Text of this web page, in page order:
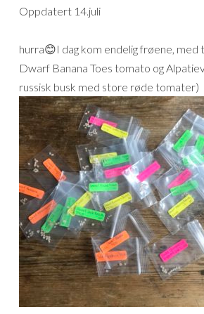
Oppdatert 14.juli
hurra😊I dag kom endelig frøene, med
Dwarf Banana Toes tomato og
russisk busk med store røde tomater)